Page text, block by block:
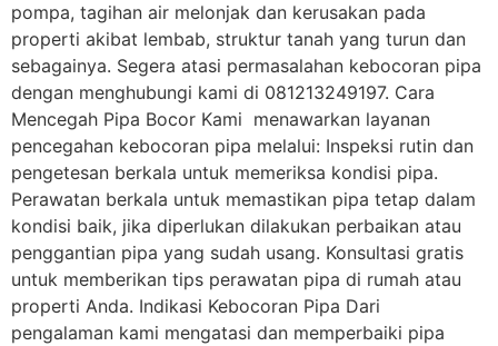
pompa, tagihan air melonjak dan kerusakan pada
properti akibat lembab, struktur tanah yang turun dan
sebagainya. Segera atasi permasalahan kebocoran pipa
dengan menghubungi kami di 081213249197. Cara
Mencegah Pipa Bocor Kami menawarkan layanan
pencegahan kebocoran pipa melalui: Inspeksi rutin dan
pengetesan berkala untuk memeriksa kondisi pipa.
Perawatan berkala untuk memastikan pipa tetap dalam
kondisi baik, jika diperlukan dilakukan perbaikan atau
penggantian pipa yang sudah usang. Konsultasi gratis
untuk memberikan tips perawatan pipa di rumah atau
properti Anda. Indikasi Kebocoran Pipa Dari
pengalaman kami mengatasi dan memperbaiki pipa